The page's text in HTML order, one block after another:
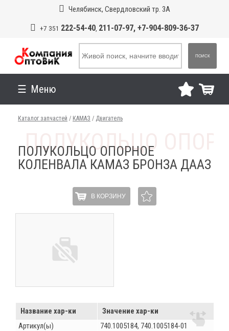
Челябинск, Свердловский тр. 3А
+7 351 222-54-40, 211-07-97, +7-904-809-36-37
ПОИСК
Меню
Каталог запчастей / КАМАЗ / Двигатель
ПОЛУКОЛЬЦО ОПОРНОЕ
КОЛЕНВАЛА КАМАЗ БРОНЗА ДААЗ
В КОРЗИНУ
Название хар-ки
Значение хар-ки
Артикул(ы)
740.1005184, 740.1005184-01